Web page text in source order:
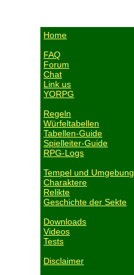
Home
FAQ
Forum
Chat
Link us
YORPG
Regeln
Würfeltabellen
Tabellen-Guide
Spielleiter-Guide
RPG-Logs
Tempel und Umgebung
Charaktere
Relikte
Geschichte der Sekte
Downloads
Videos
Tests
Disclaimer